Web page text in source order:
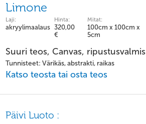
Limone
Laji:
akryylimaalaus
Hinta:
320,00
€
Mitat:
100cm x 100cm x
5cm
Suuri teos, Canvas, ripustusvalmis
Tunnisteet: Värikäs, abstrakti, raikas
Katso teosta tai osta teos
Päivi Luoto :